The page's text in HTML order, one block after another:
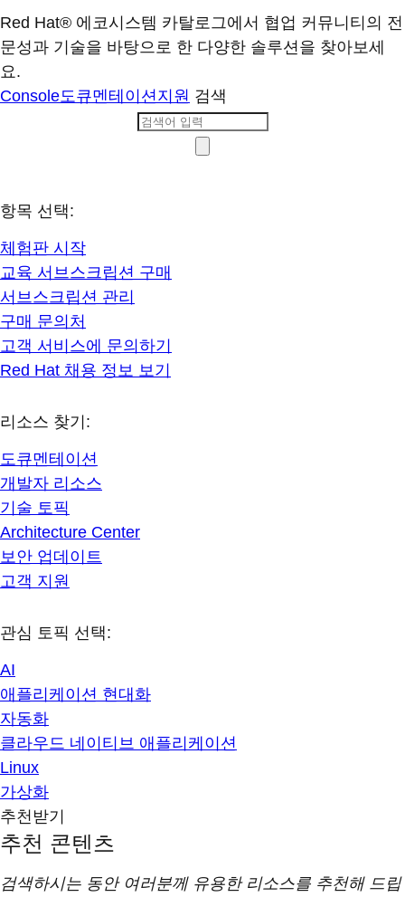
Red Hat® 에코시스템 카탈로그에서 협업 커뮤니티의 전
문성과 기술을 바탕으로 한 다양한 솔루션을 찾아보세
요.
Console도큐멘테이션지원 검색
항목 선택:
체험판 시작
교육 서브스크립션 구매
서브스크립션 관리
구매 문의처
고객 서비스에 문의하기
Red Hat 채용 정보 보기
리소스 찾기:
도큐멘테이션
개발자 리소스
기술 토픽
Architecture Center
보안 업데이트
고객 지원
관심 토픽 선택:
AI
애플리케이션 현대화
자동화
클라우드 네이티브 애플리케이션
Linux
가상화
추천받기
추천 콘텐츠
검색하시는 동안 여러분께 유용한 리소스를 추천해 드립